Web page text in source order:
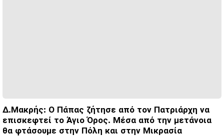
Δ.Μακρής: Ο Πάπας ζήτησε από τον Πατριάρχη να
επισκεφτεί το Άγιο Όρος. Μέσα από την μετάνοια
θα φτάσουμε στην Πόλη και στην Μικρασία